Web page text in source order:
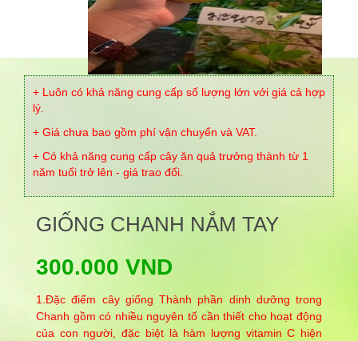
+ Luôn có khả năng cung cấp số lượng lớn với giá cả hợp
lý.
+ Giá chưa bao gồm phí vận chuyển và VAT.
+ Có khả năng cung cấp cây ăn quả trưởng thành từ 1
năm tuổi trở lên - giá trao đổi.
GIỐNG CHANH NẮM TAY
300.000 VND
1.Đặc điểm cây giống Thành phần dinh dưỡng trong
Chanh gồm có nhiều nguyên tố cần thiết cho hoạt động
của con người, đặc biệt là hàm lượng vitamin C hiện